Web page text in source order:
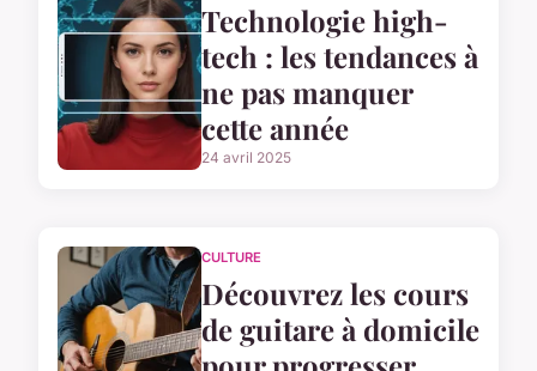
Technologie high-
tech : les tendances à
ne pas manquer
cette année
24 avril 2025
CULTURE
Découvrez les cours
de guitare à domicile